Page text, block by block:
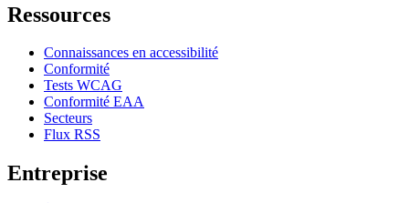
Ressources
Connaissances en accessibilité
Conformité
Tests WCAG
Conformité EAA
Secteurs
Flux RSS
Entreprise